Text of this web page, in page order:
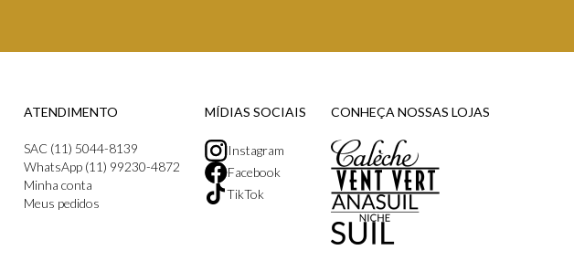
ATENDIMENTO
SAC (11) 5044-8139
WhatsApp (11) 99230-4872
Minha conta
Meus pedidos
MÍDIAS SOCIAIS
Instagram
Facebook
TikTok
CONHEÇA NOSSAS LOJAS